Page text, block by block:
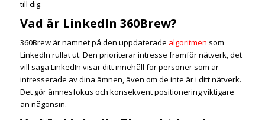
till dig.
Vad är LinkedIn 360Brew?
360Brew är namnet på den uppdaterade algoritmen som
LinkedIn rullat ut. Den prioriterar intresse framför nätverk, det
vill säga LinkedIn visar ditt innehåll för personer som är
intresserade av dina ämnen, även om de inte är i ditt nätverk.
Det gör ämnesfokus och konsekvent positionering viktigare
än någonsin.